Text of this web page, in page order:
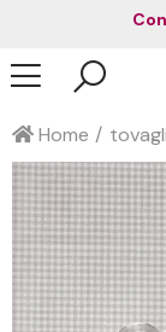
Home